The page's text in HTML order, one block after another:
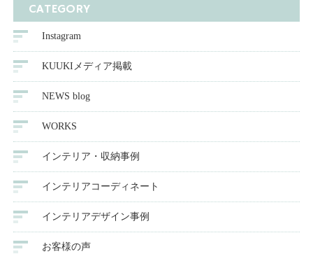
CATEGORY
Instagram
KUUKIメディア掲載
NEWS blog
WORKS
インテリア・収納事例
インテリアコーディネート
インテリアデザイン事例
お客様の声